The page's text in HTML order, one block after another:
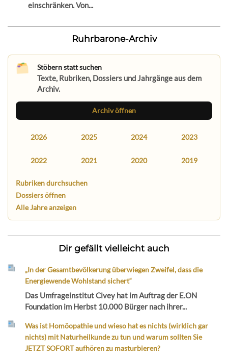
einschränken. Von...
Ruhrbarone-Archiv
Stöbern statt suchen
Texte, Rubriken, Dossiers und Jahrgänge aus dem
Archiv.
Archiv öffnen
2026 2025 2024 2023
2022 2021 2020 2019
Rubriken durchsuchen
Dossiers öffnen
Alle Jahre anzeigen
Dir gefällt vielleicht auch
„In der Gesamtbevölkerung überwiegen Zweifel, dass die
Energiewende Wohlstand sichert“
Das Umfrageinstitut Civey hat im Auftrag der E.ON
Foundation im Herbst 10.000 Bürger nach ihrer...
Was ist Homöopathie und wieso hat es nichts (wirklich gar
nichts) mit Naturheilkunde zu tun und warum sollten Sie
JETZT SOFORT aufhören zu masturbieren?